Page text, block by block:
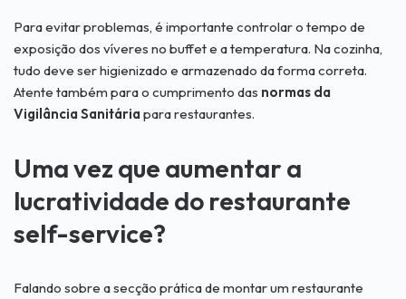
Para evitar problemas, é importante controlar o tempo de
exposição dos víveres no buffet e a temperatura. Na cozinha,
tudo deve ser higienizado e armazenado da forma correta.
Atente também para o cumprimento das normas da
Vigilância Sanitária para restaurantes.
Uma vez que aumentar a
lucratividade do restaurante
self-service?
Falando sobre a secção prática de montar um restaurante